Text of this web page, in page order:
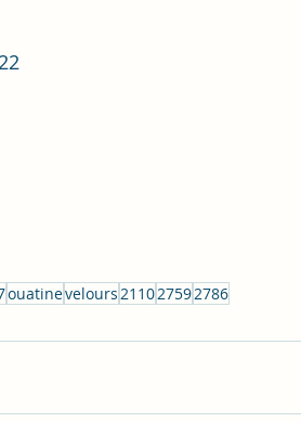
ouatinevelours211027592786